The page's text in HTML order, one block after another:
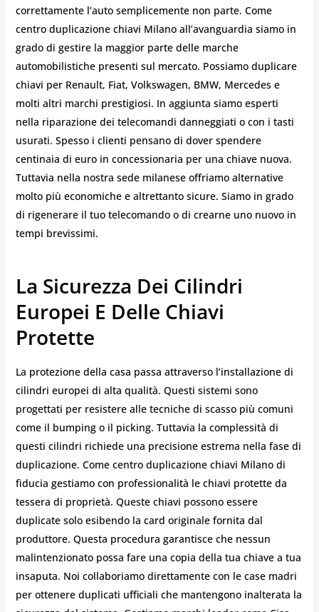
correttamente l’auto semplicemente non parte. Come
centro duplicazione chiavi Milano all’avanguardia siamo in
grado di gestire la maggior parte delle marche
automobilistiche presenti sul mercato. Possiamo duplicare
chiavi per Renault, Fiat, Volkswagen, BMW, Mercedes e
molti altri marchi prestigiosi. In aggiunta siamo esperti
nella riparazione dei telecomandi danneggiati o con i tasti
usurati. Spesso i clienti pensano di dover spendere
centinaia di euro in concessionaria per una chiave nuova.
Tuttavia nella nostra sede milanese offriamo alternative
molto più economiche e altrettanto sicure. Siamo in grado
di rigenerare il tuo telecomando o di crearne uno nuovo in
tempi brevissimi.
La Sicurezza Dei Cilindri
Europei E Delle Chiavi
Protette
La protezione della casa passa attraverso l’installazione di
cilindri europei di alta qualità. Questi sistemi sono
progettati per resistere alle tecniche di scasso più comuni
come il bumping o il picking. Tuttavia la complessità di
questi cilindri richiede una precisione estrema nella fase di
duplicazione. Come centro duplicazione chiavi Milano di
fiducia gestiamo con professionalità le chiavi protette da
tessera di proprietà. Queste chiavi possono essere
duplicate solo esibendo la card originale fornita dal
produttore. Questa procedura garantisce che nessun
malintenzionato possa fare una copia della tua chiave a tua
insaputa. Noi collaboriamo direttamente con le case madri
per ottenere duplicati ufficiali che mantengono inalterata la